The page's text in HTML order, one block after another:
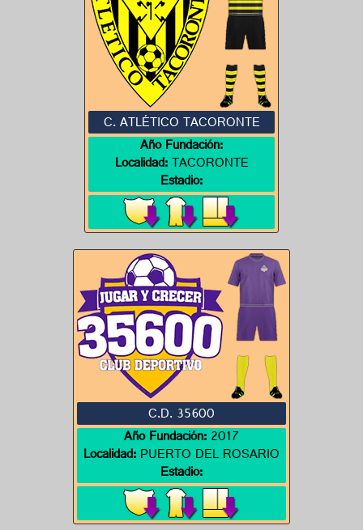
C. ATLÉTICO TACORONTE
Año Fundación:
Localidad:TACORONTE
Estadio:
C.D. 35600
Año Fundación:2017
Localidad:PUERTO DEL ROSARIO
Estadio: